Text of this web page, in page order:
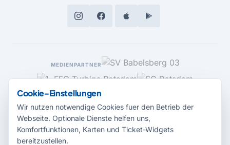
MEDIENPARTNER
Cookie-Einstellungen
Wir nutzen notwendige Cookies fuer den Betrieb der
Webseite. Optionale Dienste helfen uns,
Komfortfunktionen, Karten und Ticket-Widgets
bereitzustellen.